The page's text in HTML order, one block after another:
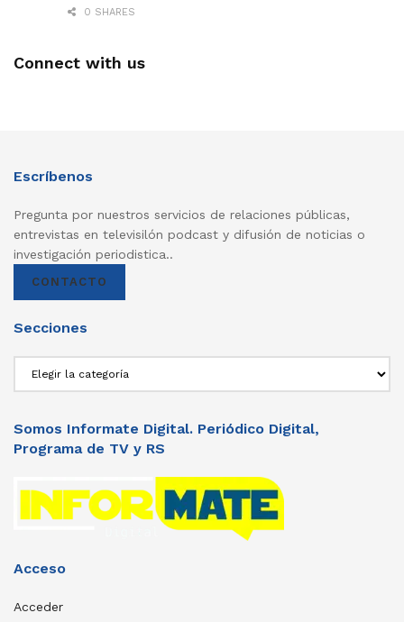
0 SHARES
Connect with us
Escríbenos
Pregunta por nuestros servicios de relaciones públicas,
entrevistas en televisilón podcast y difusión de noticias o
investigación periodistica..
CONTACTO
Secciones
Somos Informate Digital. Periódico Digital,
Programa de TV y RS
Acceso
Acceder